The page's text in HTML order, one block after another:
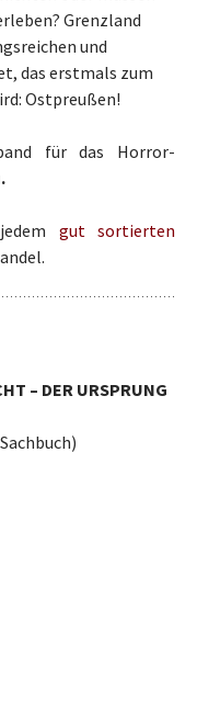
Grenzland
und
das erstmals zum
Ostpreußen!
für das Horror-
gut sortierten
– DER URSPRUNG